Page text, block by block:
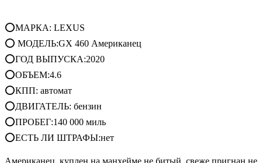
⭕МАРКА: LEXUS
⭕ МОДЕЛЬ:GX 460 Американец
⭕ГОД ВЫПУСКА:2020
⭕ОБЪЕМ:4.6
⭕КПП: автомат
⭕ДВИГАТЕЛЬ: бензин
⭕ПРОБЕГ:140 000 миль
⭕ЕСТЬ ЛИ ШТРАФЫ:нет